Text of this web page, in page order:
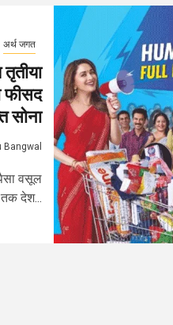
अर्थ जगत
फीसद
सोना
Bangwal
वसूल
देश...